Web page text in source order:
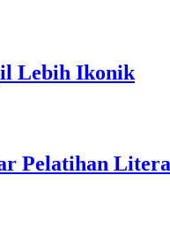
Lebih Ikonik
Pelatihan